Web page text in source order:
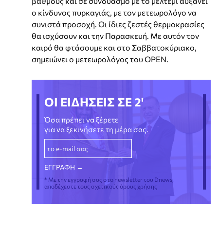
ο κίνδυνος πυρκαγιάς, με τον μετεωρολόγο να
συνιστά προσοχή. Οι ίδιες ζεστές θερμοκρασίες
θα ισχύσουν και την Παρασκευή. Με αυτόν τον
καιρό θα φτάσουμε και στο Σαββατοκύριακο,
σημειώνει ο μετεωρολόγος του OPEN.
ΟΙ ΕΙΔΗΣΕΙΣ ΣΕ 2'
Όσα πρέπει να ξέρετε
για να ξεκινήσετε τη μέρα σας.
* Με την εγγραφή σας στο newsletter του Dnews,
αποδέχεστε τους σχετικούς όρους χρήσης